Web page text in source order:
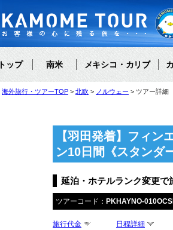
トップ 南米 メキシコ・カリブ
海外旅行・ツアーTOP 北欧 ノルウェー ツアー詳細
【羽田発着】フィ
ン10日間《スタンダ
延泊・ホテルランク変更で
ツアーコード： PKHAYNO-
旅行代金 日程詳細